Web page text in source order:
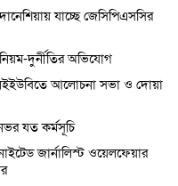
যাচ্ছে জেসিপিএসসির
দুর্নীতির অভিযোগ
আলোচনা সভা ও দোয়া
যত কর্মসূচি
জার্নালিস্ট ওয়েলফেয়ার